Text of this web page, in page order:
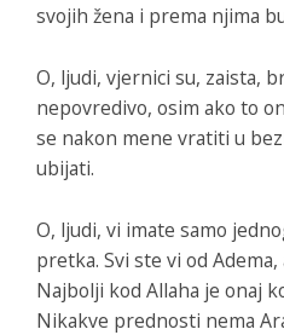
svojih žena i prema njima
O, ljudi, vjernici su, zaista,
nepovredivo, osim ako to
se nakon mene vratiti u
ubijati.
O, ljudi, vi imate samo
pretka. Svi ste vi od
Najbolji kod Allaha je onaj
Nikakve prednosti nema